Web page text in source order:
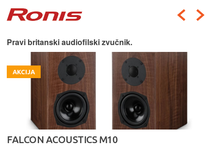
Pravi britanski audiofilski zvučnik.
AKCIJA
FALCON ACOUSTICS M10